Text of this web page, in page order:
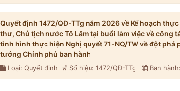
Quyết định 1472/QĐ-TTg năm 2026 về Kế hoạch
thư, Chủ tịch nước Tô Lâm tại buổi làm việc về công
tình hình thực hiện Nghị quyết 71-NQ/TW về đột phá
tướng Chính phủ ban hành
Loại: Quyết định Số hiệu: 1472/QĐ-TTg Ban